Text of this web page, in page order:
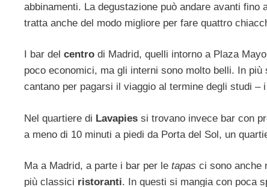
abbinamenti. La degustazione può andare avanti
tratta anche del modo migliore per fare quattro
I bar del centro di Madrid, quelli intorno a Plaza
poco economici, ma gli interni sono molto belli. In
cantano per pagarsi il viaggio al termine degli studi – i
Nel quartiere di Lavapies si trovano invece bar con
a meno di 10 minuti a piedi da Porta del Sol, un
Ma a Madrid, a parte i bar per le tapas ci sono anche
più classici ristoranti. In questi si mangia con poca